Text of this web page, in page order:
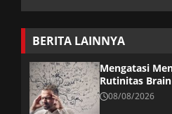
BERITA LAINNYA
Mengatasi
Rutinitas
08/08/2026